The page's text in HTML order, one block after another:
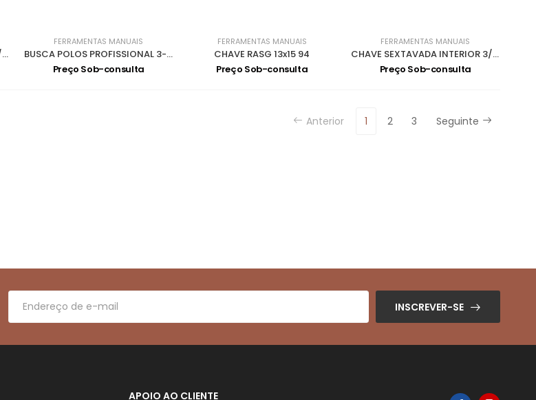
CHAVE SEXTAVADA INTERIOR 3/16 96BP/AS
FERRAMENTAS MANUAIS
BUSCA POLOS PROFISSIONAL 3-48V 9606
Preço Sob-consulta
FERRAMENTAS MANUAIS
CHAVE RASG 13x15 94
Preço Sob-consulta
FERRAMENTAS MANUAIS
CHAVE SEXTAVADA INTERIOR 3/32 96BP/AS
Preço Sob-consulta
Anterior 1 2 3 Seguinte
INSCREVER-SE
APOIO AO CLIENTE